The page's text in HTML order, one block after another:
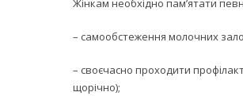
Жінкам необхідно пам’ятати
– самообстеження молочних
– своєчасно проходити
щорічно);